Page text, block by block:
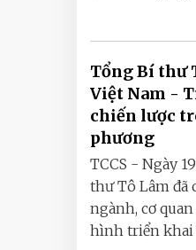
Tổng Bí thư
Việt Nam -
chiến lược
phương
TCCS - Ngày
thư Tô Lâm đã
ngành, cơ
hình triển khai